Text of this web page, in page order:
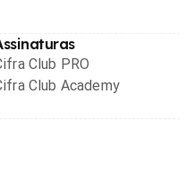
Club PRO
Club Academy